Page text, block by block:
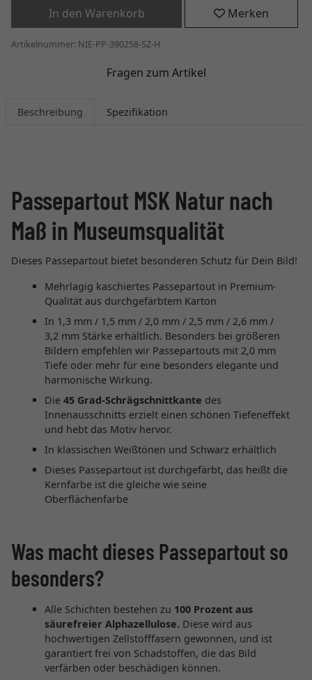
In den Warenkorb Merken
Artikelnummer: NIE-PP-390258-SZ-H
Fragen zum Artikel
Beschreibung Spezifikation
Passepartout MSK Natur nach
Maß in Museumsqualität
Dieses Passepartout bietet besonderen Schutz für Dein Bild!
Mehrlagig kaschiertes Passepartout in Premium-
Qualität aus durchgefärbtem Karton
In 1,3 mm / 1,5 mm / 2,0 mm / 2,5 mm / 2,6 mm /
3,2 mm Stärke erhältlich. Besonders bei größeren
Bildern empfehlen wir Passepartouts mit 2,0 mm
Tiefe oder mehr für eine besonders elegante und
harmonische Wirkung.
Die 45 Grad-Schrägschnittkante des
Innenausschnitts erzielt einen schönen Tiefeneffekt
und hebt das Motiv hervor.
In klassischen Weißtönen und Schwarz erhältlich
Dieses Passepartout ist durchgefärbt, das heißt die
Kernfarbe ist die gleiche wie seine
Oberflächenfarbe
Was macht dieses Passepartout so
besonders?
Alle Schichten bestehen zu 100 Prozent aus
säurefreier Alphazellulose. Diese wird aus
hochwertigen Zellstofffasern gewonnen, und ist
garantiert frei von Schadstoffen, die das Bild
verfärben oder beschädigen können.